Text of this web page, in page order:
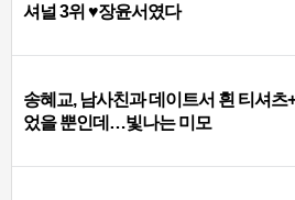
셔널 3위 ♥장윤서였다
송혜교, 남사친과 데이트서 흰 티셔츠
었을 뿐인데…빛나는 미모